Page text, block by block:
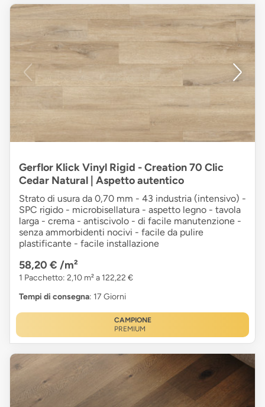
Gerflor Klick Vinyl Rigid - Creation 70 Clic
Cedar Natural | Aspetto autentico
Strato di usura da 0,70 mm - 43 industria (intensivo) -
SPC rigido - microbisellatura - aspetto legno - tavola
larga - crema - antiscivolo - di facile manutenzione -
senza ammorbidenti nocivi - facile da pulire
plastificante - facile installazione
58,20 € /m²
1 Pacchetto: 2,10 m² a 122,22 €
Tempi di consegna: 17 Giorni
CAMPIONE
PREMIUM